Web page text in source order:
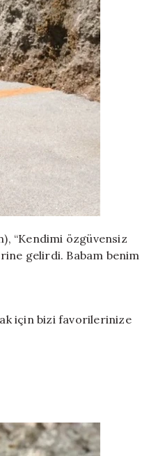
“Kendimi özgüvensiz
gelirdi. Babam benim
için bizi favorilerinize